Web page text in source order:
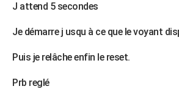
J attend 5 secondes
Je démarre j usqu à ce que le voyant
Puis je relâche enfin le reset.
Prb reglé